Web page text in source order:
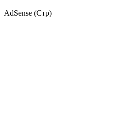
AdSense (Стр)